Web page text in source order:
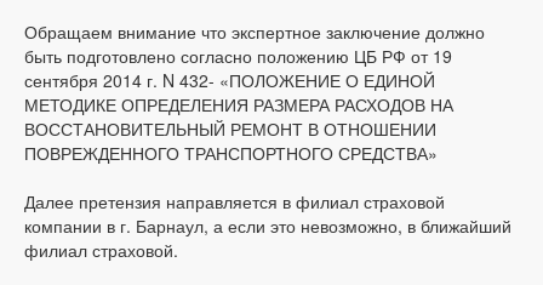
Обращаем внимание что экспертное заключение должно
быть подготовлено согласно положению ЦБ РФ от 19
сентября 2014 г. N 432- «ПОЛОЖЕНИЕ О ЕДИНОЙ
МЕТОДИКЕ ОПРЕДЕЛЕНИЯ РАЗМЕРА РАСХОДОВ НА
ВОССТАНОВИТЕЛЬНЫЙ РЕМОНТ В ОТНОШЕНИИ
ПОВРЕЖДЕННОГО ТРАНСПОРТНОГО СРЕДСТВА»
Далее претензия направляется в филиал страховой
компании в г. Барнаул, а если это невозможно, в ближайший
филиал страховой.